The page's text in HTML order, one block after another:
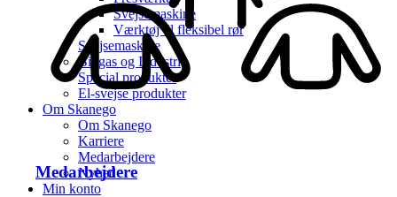
Medarbejdere
Svejsemaskine
Værktøj til fleksibel rør
Svejsemaskine
Biogas og Industri
Special produkter
El-svejse produkter
Om Skanego
Om Skanego
Karriere
Medarbejdere
Nyhed
Min konto